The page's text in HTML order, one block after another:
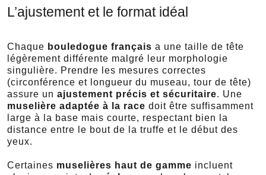
L’ajustement et le format idéal
Chaque bouledogue français a une taille de tête
légèrement différente malgré leur morphologie
singulière. Prendre les mesures correctes
(circonférence et longueur du museau, tour de tête)
assure un ajustement précis et sécuritaire. Une
muselière adaptée à la race doit être suffisamment
large à la base mais courte, respectant bien la
distance entre le bout de la truffe et le début des
yeux.
Certaines muselières haut de gamme incluent